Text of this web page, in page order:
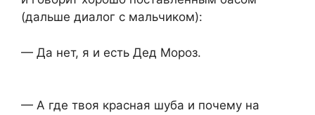
(дальше диалог с мальчиком):
— Да нет, я и есть Дед Мороз.
— А где твоя красная шуба и почему на